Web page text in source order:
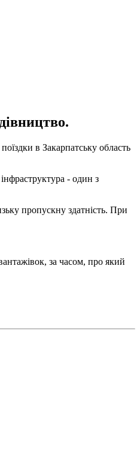
в Закарпатську область
- один з
пропускну здатність. При
за часом, про який